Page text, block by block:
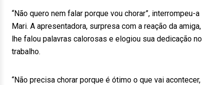
“Não quero nem falar porque vou chorar”, interrompeu-a
Mari. A apresentadora, surpresa com a reação da amiga,
lhe falou palavras calorosas e elogiou sua dedicação no
trabalho.
“Não precisa chorar porque é ótimo o que vai acontecer,